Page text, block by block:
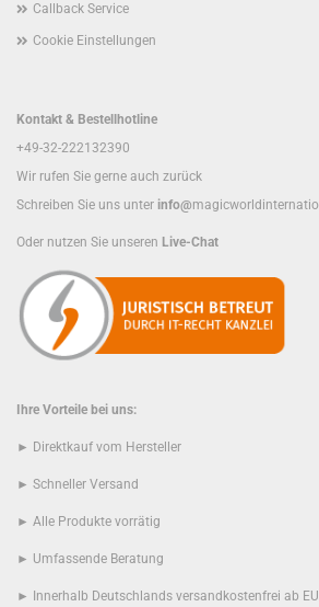
Callback Service
Cookie Einstellungen
Kontakt & Bestellhotline
+49-32-222132390
Wir rufen Sie gerne auch zurück
Schreiben Sie uns unter info@
Oder nutzen Sie unseren Live-Chat
Ihre Vorteile bei uns:
► Direktkauf vom Hersteller
► Schneller Versand
► Alle Produkte vorrätig
► Umfassende Beratung
► Innerhalb Deutschlands versandkostenfrei ab